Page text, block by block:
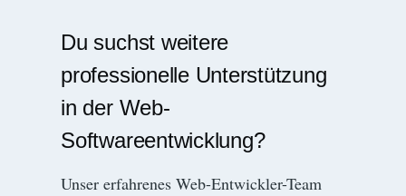
Du suchst weitere
professionelle Unterstützung
in der Web-
Softwareentwicklung?
Unser erfahrenes Web-Entwickler-Team